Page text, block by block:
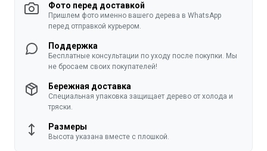
Фото перед доставкой
Пришлем фото именно вашего дерева в WhatsApp
перед отправкой курьером.
Поддержка
Бесплатные консультации по уходу после покупки. Мы
не бросаем своих покупателей!
Бережная доставка
Специальная упаковка защищает дерево от холода и
тряски.
Размеры
Высота указана вместе с плошкой.